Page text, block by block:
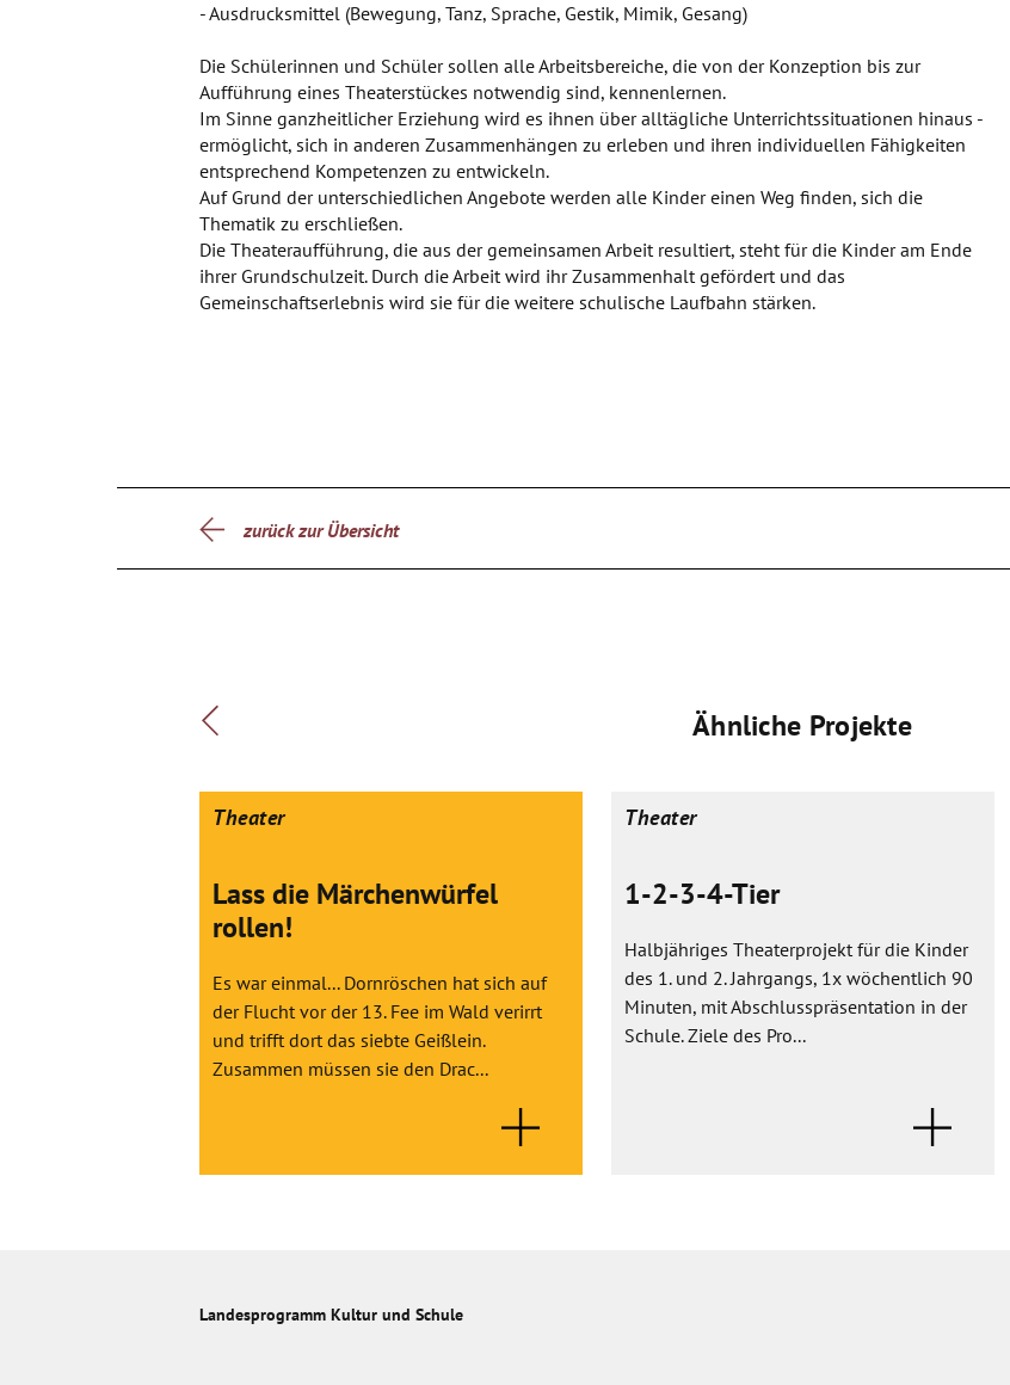
- Ausdrucksmittel (Bewegung, Tanz, Sprache, Gestik, Mimik, Gesang)
Die Schülerinnen und Schüler sollen alle Arbeitsbereiche, die von der Konzeption bis zur
Aufführung eines Theaterstückes notwendig sind, kennenlernen.
Im Sinne ganzheitlicher Erziehung wird es ihnen über alltägliche Unterrichtssituationen hinaus -
ermöglicht, sich in anderen Zusammenhängen zu erleben und ihren individuellen Fähigkeiten
entsprechend Kompetenzen zu entwickeln.
Auf Grund der unterschiedlichen Angebote werden alle Kinder einen Weg finden, sich die
Thematik zu erschließen.
Die Theateraufführung, die aus der gemeinsamen Arbeit resultiert, steht für die Kinder am Ende
ihrer Grundschulzeit. Durch die Arbeit wird ihr Zusammenhalt gefördert und das
Gemeinschaftserlebnis wird sie für die weitere schulische Laufbahn stärken.
zurück zur Übersicht
Ähnliche Projekte
Theater
Lass die Märchenwürfel
rollen!
Es war einmal... Dornröschen hat sich auf
der Flucht vor der 13. Fee im Wald verirrt
und trifft dort das siebte Geißlein.
Zusammen müssen sie den Drac...
Theater
1-2-3-4-Tier
Halbjähriges Theaterprojekt für die Kinder
des 1. und 2. Jahrgangs, 1x wöchentlich 90
Minuten, mit Abschlusspräsentation in der
Schule. Ziele des Pro...
Landesprogramm Kultur und Schule